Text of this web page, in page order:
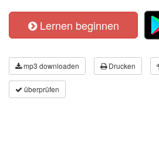
Lernen beginnen
mp3 downloaden Drucken
überprüfen